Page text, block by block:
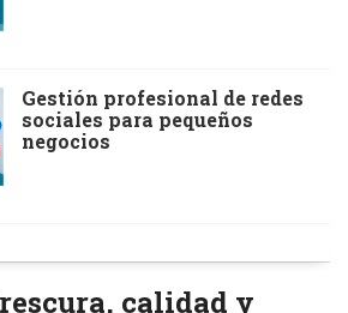
Gestión profesional de redes
sociales para pequeños
negocios
calidad y